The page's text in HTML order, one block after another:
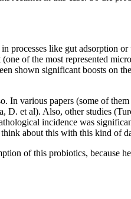
like gut adsorption
(one of the most represented
shown significant boosts on
various papers (some of
et al). Also, other studies
incidence was
about this with this kind of
of this probiotics, because